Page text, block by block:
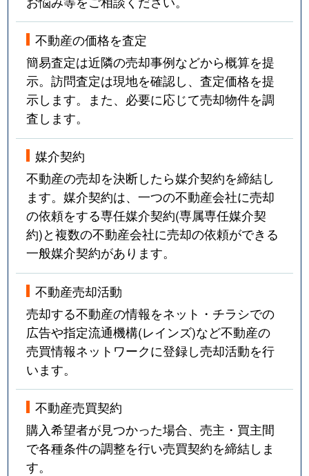
不動産の価格を査定
簡易査定は近隣の売却事例などから概算を提
示。訪問査定は現地を確認し、査定価格を提
示します。また、必要に応じて売却物件を調
査します。
媒介契約
不動産の売却を決断したら媒介契約を締結し
ます。媒介契約は、一つの不動産会社に売却
の依頼をする専任媒介契約(専属専任媒介契
約)と複数の不動産会社に売却の依頼ができる
一般媒介契約があります。
不動産売却活動
売却する不動産の情報をネット・チラシでの
広告や指定流通機構(レインズ)など不動産の
売買情報ネットワークに登録し売却活動を行
います。
不動産売買契約
購入希望者が見つかった場合、売主・買主間
で各種条件の調整を行い売買契約を締結しま
す。